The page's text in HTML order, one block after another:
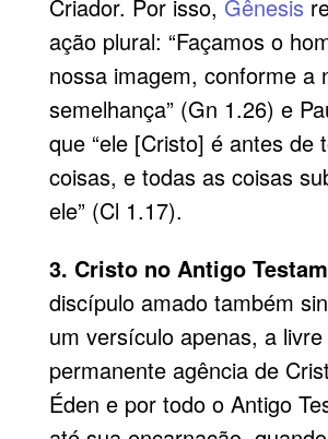
Criador. Por isso, Gênesis
ação plural: “Façamos o
nossa imagem, conforme a
semelhança” (Gn 1.26) e
que “ele [Cristo] é antes de
coisas, e todas as coisas
ele” (Cl 1.17).
3. Cristo no Antigo
discípulo amado também
um versículo apenas, a
permanente agência de
Éden e por todo o Antigo